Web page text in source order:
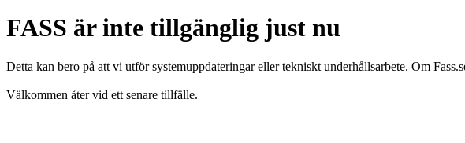
FASS är inte tillgänglig just nu
Detta kan bero på att vi utför systemuppdateringar eller tekniskt underhållsarbete. Om
Välkommen åter vid ett senare tillfälle.